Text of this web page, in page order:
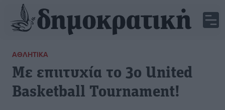
ΑΘΛΗΤΙΚΆ
Με επιιτυχία το 3ο United
Basketball Tournament!